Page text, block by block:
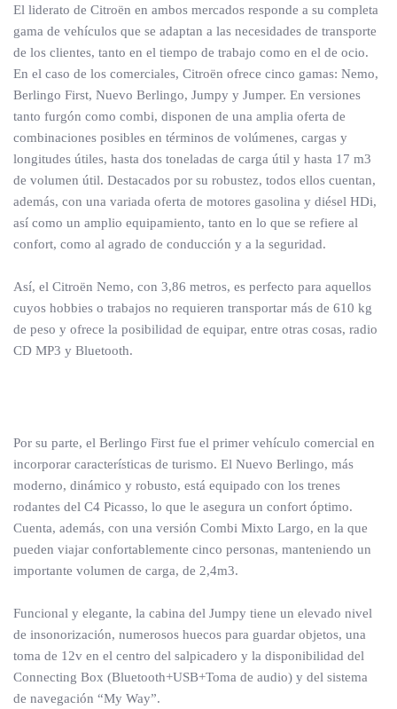
El liderato de Citroën en ambos mercados responde a su completa
gama de vehículos que se adaptan a las necesidades de transporte
de los clientes, tanto en el tiempo de trabajo como en el de ocio.
En el caso de los comerciales, Citroën ofrece cinco gamas: Nemo,
Berlingo First, Nuevo Berlingo, Jumpy y Jumper. En versiones
tanto furgón como combi, disponen de una amplia oferta de
combinaciones posibles en términos de volúmenes, cargas y
longitudes útiles, hasta dos toneladas de carga útil y hasta 17 m3
de volumen útil. Destacados por su robustez, todos ellos cuentan,
además, con una variada oferta de motores gasolina y diésel HDi,
así como un amplio equipamiento, tanto en lo que se refiere al
confort, como al agrado de conducción y a la seguridad.
Así, el Citroën Nemo, con 3,86 metros, es perfecto para aquellos
cuyos hobbies o trabajos no requieren transportar más de 610 kg
de peso y ofrece la posibilidad de equipar, entre otras cosas, radio
CD MP3 y Bluetooth.
Por su parte, el Berlingo First fue el primer vehículo comercial en
incorporar características de turismo. El Nuevo Berlingo, más
moderno, dinámico y robusto, está equipado con los trenes
rodantes del C4 Picasso, lo que le asegura un confort óptimo.
Cuenta, además, con una versión Combi Mixto Largo, en la que
pueden viajar confortablemente cinco personas, manteniendo un
importante volumen de carga, de 2,4m3.
Funcional y elegante, la cabina del Jumpy tiene un elevado nivel
de insonorización, numerosos huecos para guardar objetos, una
toma de 12v en el centro del salpicadero y la disponibilidad del
Connecting Box (Bluetooth+USB+Toma de audio) y del sistema
de navegación “My Way”.